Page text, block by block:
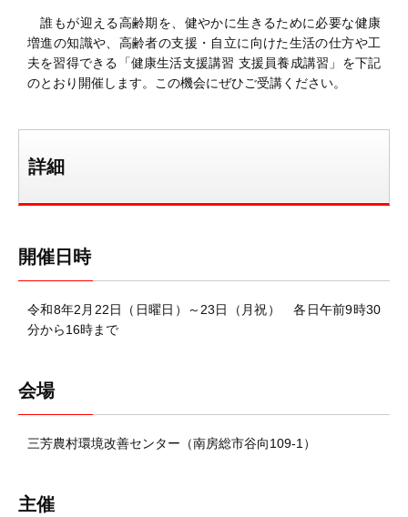
誰もが迎える高齢期を、健やかに生きるために必要な健康
増進の知識や、高齢者の支援・自立に向けた生活の仕方や工
夫を習得できる「健康生活支援講習 支援員養成講習」を下記
のとおり開催します。この機会にぜひご受講ください。
詳細
開催日時
令和8年2月22日（日曜日）～23日（月祝） 各日午前9時30
分から16時まで
会場
三芳農村環境改善センター（南房総市谷向109-1）
主催